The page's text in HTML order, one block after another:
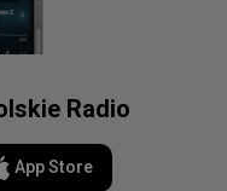
Radio
App Store